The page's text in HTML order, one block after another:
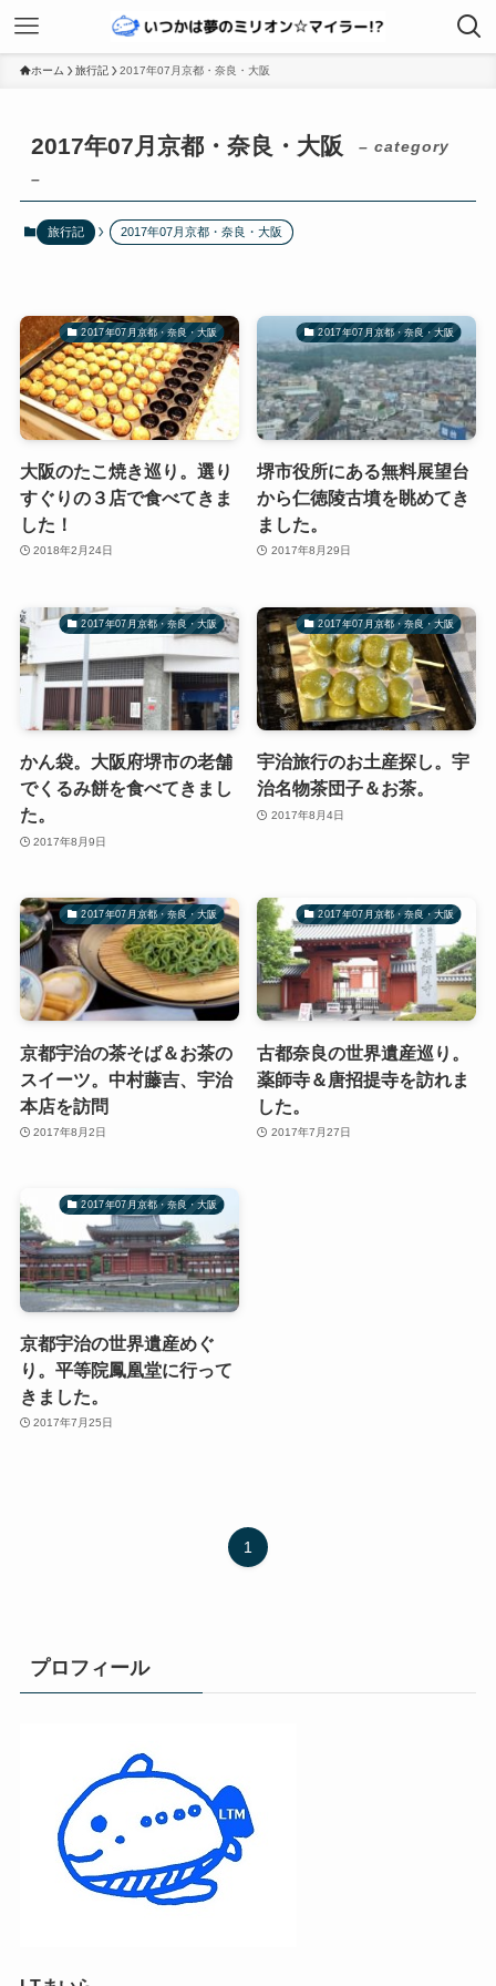
ホーム 旅行記 2017年07月京都・奈良・大阪
2017年07月京都・奈良・大阪
– category
–
旅行記 2017年07月京都・奈良・大阪
2017年07月京都・奈良・大阪
大阪のたこ焼き巡り。選り
すぐりの３店で食べてきま
した！
2018年2月24日
2017年07月京都・奈良・大阪
堺市役所にある無料展望台
から仁徳陵古墳を眺めてき
ました。
2017年8月29日
2017年07月京都・奈良・大阪
かん袋。大阪府堺市の老舗
でくるみ餅を食べてきまし
た。
2017年8月9日
2017年07月京都・奈良・大阪
宇治旅行のお土産探し。宇
治名物茶団子＆お茶。
2017年8月4日
2017年07月京都・奈良・大阪
京都宇治の茶そば＆お茶の
スイーツ。中村藤吉、宇治
本店を訪問
2017年8月2日
2017年07月京都・奈良・大阪
古都奈良の世界遺産巡り。
薬師寺＆唐招提寺を訪れま
した。
2017年7月27日
2017年07月京都・奈良・大阪
京都宇治の世界遺産めぐ
り。平等院鳳凰堂に行って
きました。
2017年7月25日
1
プロフィール